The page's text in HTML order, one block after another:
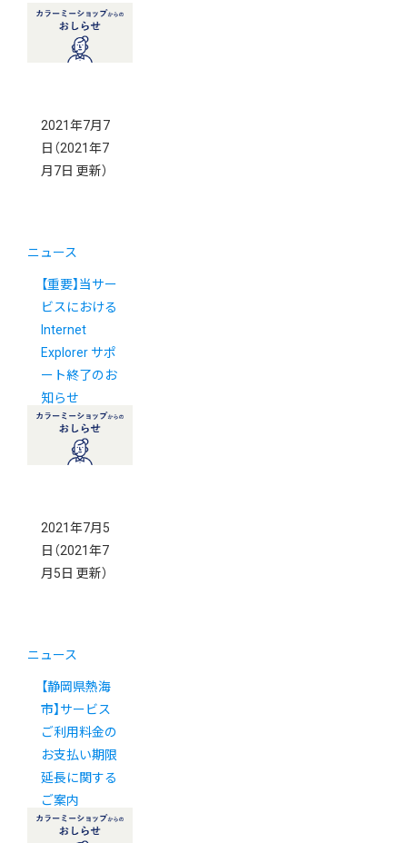
2021年7月7
日 （2021年7
月7日 更新）
ニュース
【重要】当サー
ビスにおける
Internet
Explorer サポ
ート終了のお
知らせ
2021年7月5
日 （2021年7
月5日 更新）
ニュース
【静岡県熱海
市】サービス
ご利用料金の
お支払い期限
延長に関する
ご案内